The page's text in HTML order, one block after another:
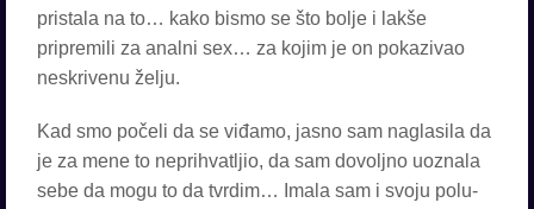
pristala na to… kako bismo se što bolje i lakše
pripremili za analni sex… za kojim je on pokazivao
neskrivenu želju.
Kad smo počeli da se viđamo, jasno sam naglasila da
je za mene to neprihvatljio, da sam dovoljno uoznala
sebe da mogu to da tvrdim… Imala sam i svoju polu-